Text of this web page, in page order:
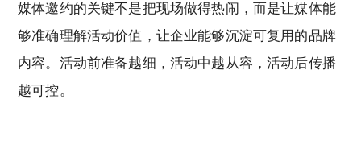
媒体邀约的关键不是把现场做得热闹，而是让媒体能
够准确理解活动价值，让企业能够沉淀可复用的品牌
内容。活动前准备越细，活动中越从容，活动后传播
越可控。